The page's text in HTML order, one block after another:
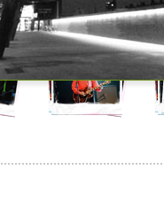
2001